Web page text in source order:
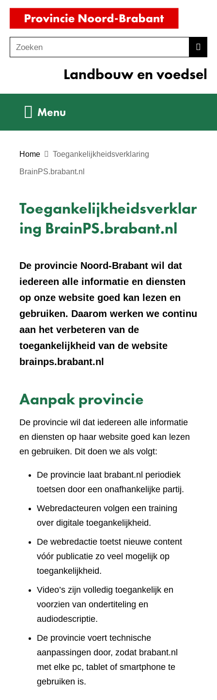
Ga
de
inhoud
o
Zoeken
Landbouw en voedsel
Menu
Home Toegankelijkheidsverklaring
BrainPS.brabant.nl
Toegankelijkheidsverklar
ing BrainPS.brabant.nl
De provincie Noord-Brabant wil dat
iedereen alle informatie en diensten
op onze website goed kan lezen en
gebruiken. Daarom werken we continu
aan het verbeteren van de
toegankelijkheid van de website
brainps.brabant.nl
Aanpak provincie
De provincie wil dat iedereen alle informatie
en diensten op haar website goed kan lezen
en gebruiken. Dit doen we als volgt:
De provincie laat brabant.nl periodiek
toetsen door een onafhankelijke partij.
Webredacteuren volgen een training
over digitale toegankelijkheid.
De webredactie toetst nieuwe content
vóór publicatie zo veel mogelijk op
toegankelijkheid.
Video’s zijn volledig toegankelijk en
voorzien van ondertiteling en
audiodescriptie.
De provincie voert technische
aanpassingen door, zodat brabant.nl
met elke pc, tablet of smartphone te
gebruiken is.